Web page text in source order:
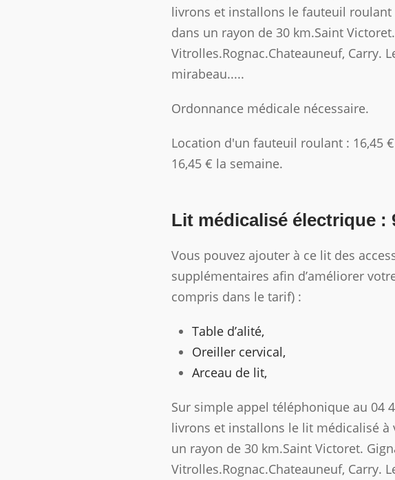
livrons et installons le fauteuil
dans un rayon de 30 km.Saint
Vitrolles.Rognac.Chateauneuf, Carry.
mirabeau.....
Ordonnance médicale nécessaire.
Location d'un fauteuil roulant : 16,45
16,45 € la semaine.
Lit médicalisé électrique :
Vous pouvez ajouter à ce lit des
supplémentaires afin d’améliorer
compris dans le tarif) :
Table d’alité,
Oreiller cervical,
Arceau de lit,
Sur simple appel téléphonique au 04
livrons et installons le lit médicalisé
un rayon de 30 km.Saint Victoret.
Vitrolles.Rognac.Chateauneuf, Carry.